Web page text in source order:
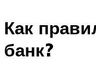
Как
банк?